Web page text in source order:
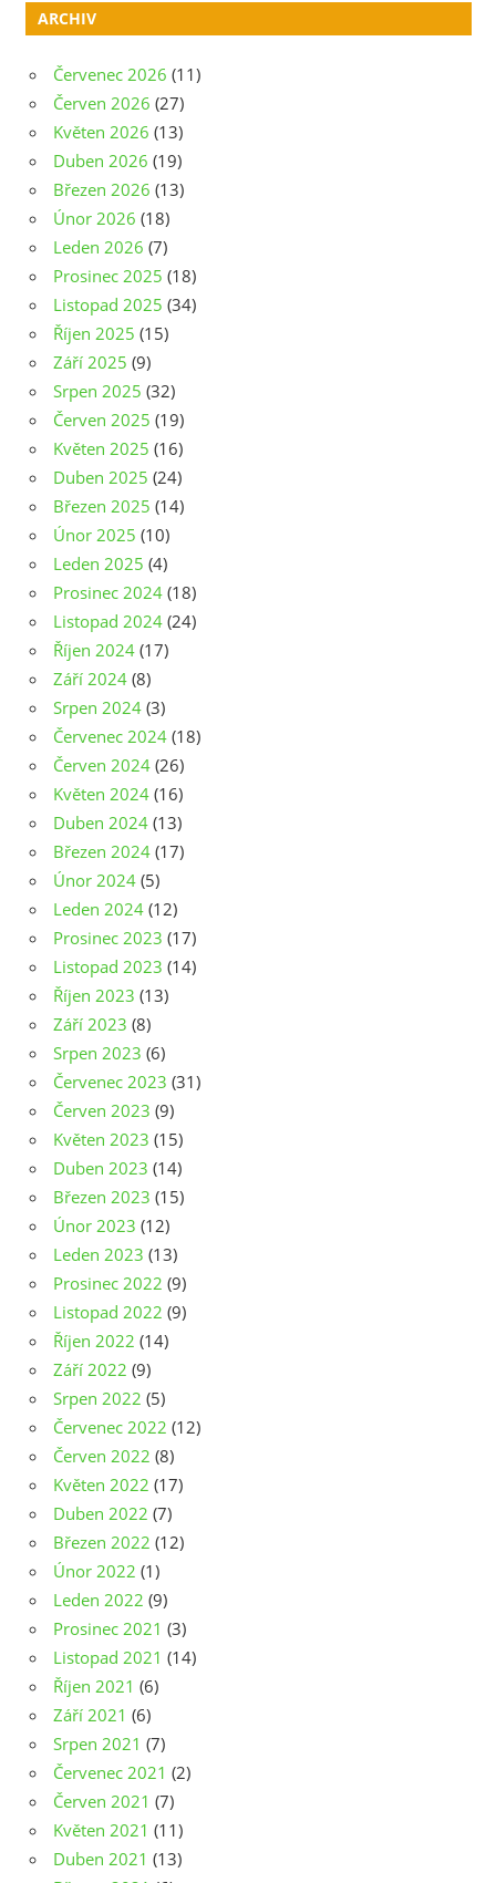
ARCHIV
Červenec 2026 (11)
Červen 2026 (27)
Květen 2026 (13)
Duben 2026 (19)
Březen 2026 (13)
Únor 2026 (18)
Leden 2026 (7)
Prosinec 2025 (18)
Listopad 2025 (34)
Říjen 2025 (15)
Září 2025 (9)
Srpen 2025 (32)
Červen 2025 (19)
Květen 2025 (16)
Duben 2025 (24)
Březen 2025 (14)
Únor 2025 (10)
Leden 2025 (4)
Prosinec 2024 (18)
Listopad 2024 (24)
Říjen 2024 (17)
Září 2024 (8)
Srpen 2024 (3)
Červenec 2024 (18)
Červen 2024 (26)
Květen 2024 (16)
Duben 2024 (13)
Březen 2024 (17)
Únor 2024 (5)
Leden 2024 (12)
Prosinec 2023 (17)
Listopad 2023 (14)
Říjen 2023 (13)
Září 2023 (8)
Srpen 2023 (6)
Červenec 2023 (31)
Červen 2023 (9)
Květen 2023 (15)
Duben 2023 (14)
Březen 2023 (15)
Únor 2023 (12)
Leden 2023 (13)
Prosinec 2022 (9)
Listopad 2022 (9)
Říjen 2022 (14)
Září 2022 (9)
Srpen 2022 (5)
Červenec 2022 (12)
Červen 2022 (8)
Květen 2022 (17)
Duben 2022 (7)
Březen 2022 (12)
Únor 2022 (1)
Leden 2022 (9)
Prosinec 2021 (3)
Listopad 2021 (14)
Říjen 2021 (6)
Září 2021 (6)
Srpen 2021 (7)
Červenec 2021 (2)
Červen 2021 (7)
Květen 2021 (11)
Duben 2021 (13)